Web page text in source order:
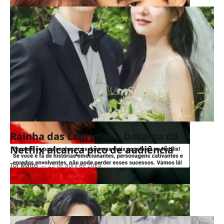
Rainha das Lágrimas – Dorama da
Netflix alcança pico de audiência
Tor Matos 25 de abril de 2024